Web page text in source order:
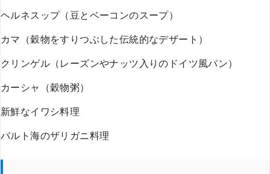
ヘルネスップ（豆とベーコンのスープ）
カマ（穀物をすりつぶした伝統的なデザート）
クリンゲル（レーズンやナッツ入りのドイツ風パン）
カーシャ（穀物粥）
新鮮なイワシ料理
バルト海のザリガニ料理